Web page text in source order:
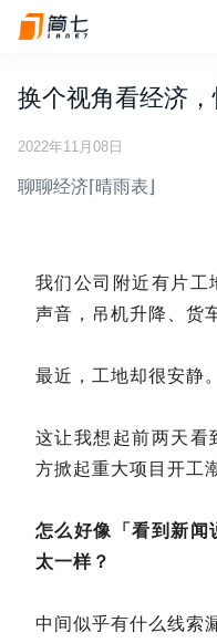
换个视角看经济
2022年11月08日
聊聊经济⌈晴雨表⌋
我们公司附近有片工
声音，吊机升降、货
最近，工地却很安静。
这让我想起前两天看
方掀起重大项目开工
怎么好像「看到新闻
太一样？
中间似乎有什么线索